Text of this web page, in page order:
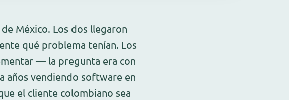
México. Los dos llegaron
qué problema tenían. Los
— la pregunta era con
años vendiendo software en
el cliente colombiano sea